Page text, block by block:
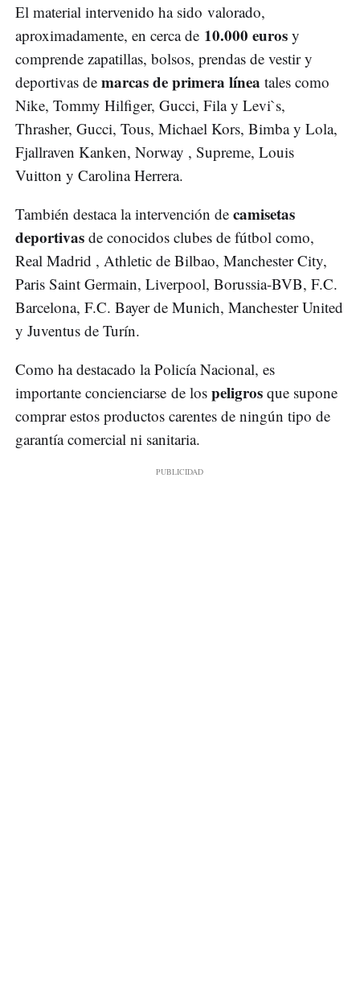
El material intervenido ha sido valorado,
aproximadamente, en cerca de 10.000 euros y
comprende zapatillas, bolsos, prendas de vestir y
deportivas de marcas de primera línea tales como
Nike, Tommy Hilfiger, Gucci, Fila y Levi`s,
Thrasher, Gucci, Tous, Michael Kors, Bimba y Lola,
Fjallraven Kanken, Norway , Supreme, Louis
Vuitton y Carolina Herrera.
También destaca la intervención de camisetas
deportivas de conocidos clubes de fútbol como,
Real Madrid , Athletic de Bilbao, Manchester City,
Paris Saint Germain, Liverpool, Borussia-BVB, F.C.
Barcelona, F.C. Bayer de Munich, Manchester United
y Juventus de Turín.
Como ha destacado la Policía Nacional, es
importante concienciarse de los peligros que supone
comprar estos productos carentes de ningún tipo de
garantía comercial ni sanitaria.